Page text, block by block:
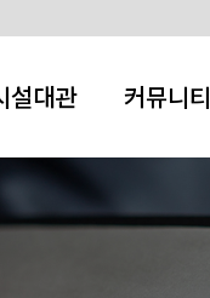
설대관 커뮤니티